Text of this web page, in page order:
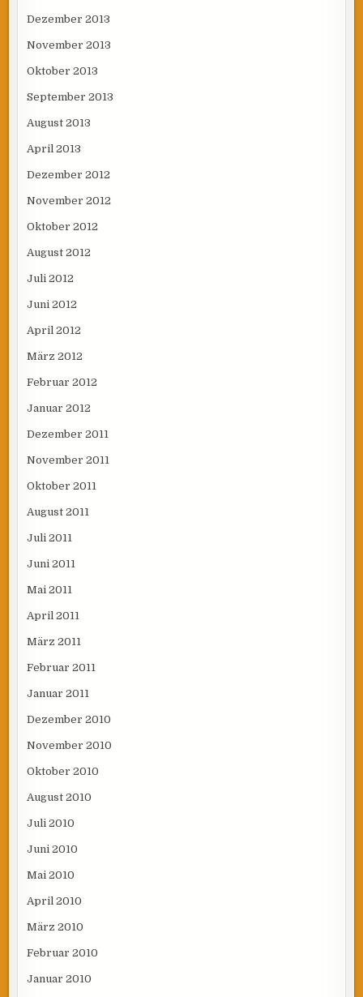
Dezember 2013
November 2013
Oktober 2013
September 2013
August 2013
April 2013
Dezember 2012
November 2012
Oktober 2012
August 2012
Juli 2012
Juni 2012
April 2012
März 2012
Februar 2012
Januar 2012
Dezember 2011
November 2011
Oktober 2011
August 2011
Juli 2011
Juni 2011
Mai 2011
April 2011
März 2011
Februar 2011
Januar 2011
Dezember 2010
November 2010
Oktober 2010
August 2010
Juli 2010
Juni 2010
Mai 2010
April 2010
März 2010
Februar 2010
Januar 2010